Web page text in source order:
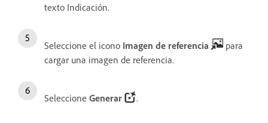
texto Indicación.
Seleccione el icono Imagen de referencia
para
cargar una imagen de referencia.
Seleccione Generar .